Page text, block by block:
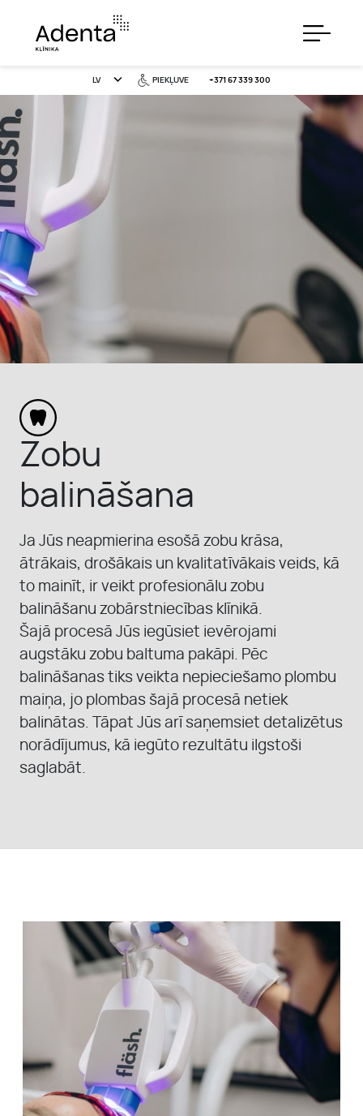
LV +371 67 339 300
PIEKĻUVE
PAKALPOJUMI
CENAS
ĪPAŠIE PIEDĀVĀJUMI
MŪSU KOMANDA
KONTAKTI
PAR MUMS
PIRMS UN PĒC
Zobu
balināšana
Ja Jūs neapmierina esošā zobu krāsa,
ātrākais, drošākais un kvalitatīvākais veids, kā
to mainīt, ir veikt profesionālu zobu
balināšanu zobārstniecības klīnikā.
Šajā procesā Jūs iegūsiet ievērojami
augstāku zobu baltuma pakāpi. Pēc
balināšanas tiks veikta nepieciešamo plombu
maiņa, jo plombas šajā procesā netiek
balinātas. Tāpat Jūs arī saņemsiet detalizētus
norādījumus, kā iegūto rezultātu ilgstoši
saglabāt.